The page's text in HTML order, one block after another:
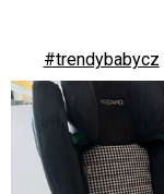
#trendybabycz